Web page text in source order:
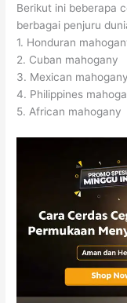
Berikut ini beberapa
berbagai penjuru
1. Honduran
2. Cuban mahogany
3. Mexican mahogany
4. Philippines
5. African mahogany